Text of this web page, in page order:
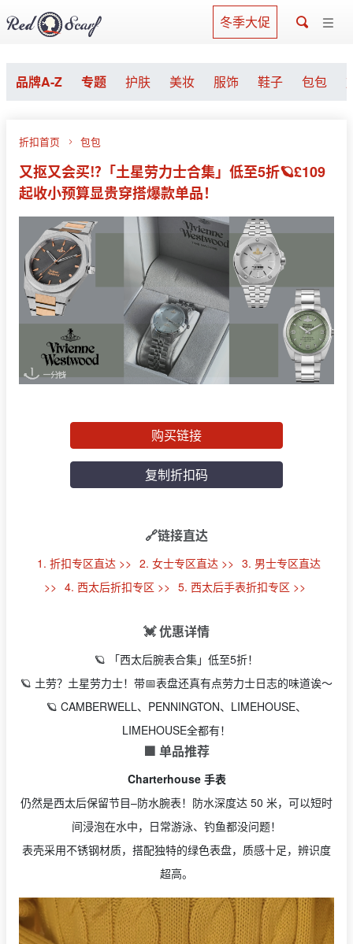
冬季大促
品牌A-Z 专题 护肤 美妆 服饰 鞋子 包包
折扣首页 包包
又抠又会买⁉️「土星劳力士合集」低至5折🪐£109
起收小预算显贵穿搭爆款单品！
购买链接
复制折扣码
🔗链接直达
1. 折扣专区直达 >> 2. 女士专区直达 >> 3. 男士专区直达
>> 4. 西太后折扣专区 >> 5. 西太后手表折扣专区 >>
💓 优惠详情
🪐 「西太后腕表合集」低至5折！
🪐 土劳？土星劳力士！带📅表盘还真有点劳力士日志的味道诶～
🪐 CAMBERWELL、PENNINGTON、LIMEHOUSE、
LIMEHOUSE全都有！
🟩 单品推荐
Charterhouse 手表
仍然是西太后保留节目–防水腕表！防水深度达 50 米，可以短时
间浸泡在水中，日常游泳、钓鱼都没问题！
表壳采用不锈钢材质，搭配独特的绿色表盘，质感十足，辨识度
超高。